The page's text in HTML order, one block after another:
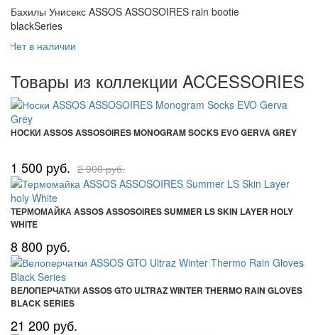
Бахилы Унисекс ASSOS ASSOSOIRES rain bootie
blackSeries
Нет в наличии
Товары из коллекции ACCESSORIES
НОСКИ ASSOS ASSOSOIRES MONOGRAM SOCKS EVO GERVA GREY
1 500 руб. 2 900 руб.
ТЕРМОМАЙКА ASSOS ASSOSOIRES SUMMER LS SKIN LAYER HOLY
WHITE
8 800 руб.
ВЕЛОПЕРЧАТКИ ASSOS GTO ULTRAZ WINTER THERMO RAIN GLOVES
BLACK SERIES
21 200 руб.